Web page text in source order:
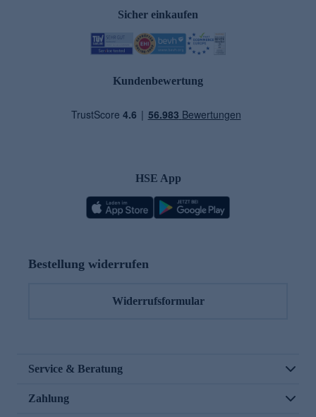
Sicher einkaufen
Kundenbewertung
HSE App
Bestellung widerrufen
Widerrufsformular
Service & Beratung
Zahlung